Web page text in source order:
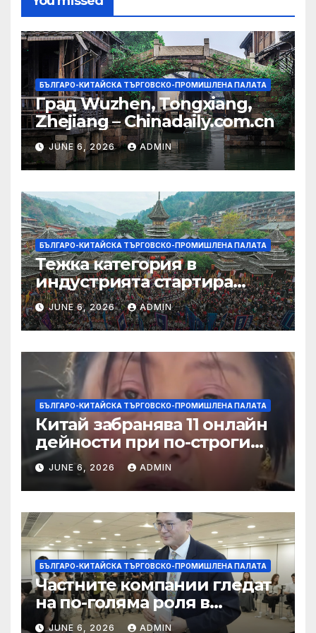
БЪЛГАРО-КИТАЙСКА ТЪРГОВСКО-ПРОМИШЛЕНА ПАЛАТА
Град Wuzhen, Tongxiang,
Zhejiang – Chinadaily.com.cn
JUNE 6, 2026 ADMIN
БЪЛГАРО-КИТАЙСКА ТЪРГОВСКО-ПРОМИШЛЕНА ПАЛАТА
Тежка категория в
индустрията стартира
алианс за космическа
слънчева енергия
JUNE 6, 2026 ADMIN
БЪЛГАРО-КИТАЙСКА ТЪРГОВСКО-ПРОМИШЛЕНА ПАЛАТА
Китай забранява 11 онлайн
дейности при по-строги
правила за ограничаване на
слуховете и
кибернасилниците
JUNE 6, 2026 ADMIN
БЪЛГАРО-КИТАЙСКА ТЪРГОВСКО-ПРОМИШЛЕНА ПАЛАТА
Частните компании гледат
на по-голяма роля в
стратегическата
JUNE 6, 2026 ADMIN